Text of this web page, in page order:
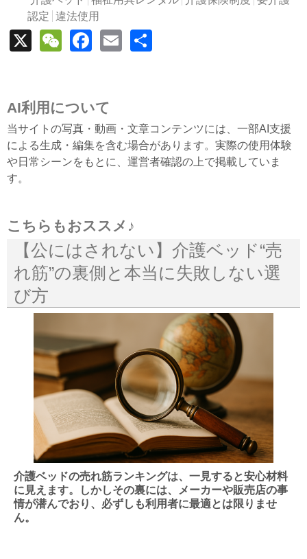
認定 違法使用
X WeChat
Facebook
Email
AI利用について
当サイトの写真・動画・文章コンテンツには、一部AI支援
による生成・編集を含む場合があります。実際の使用体験
や日常シーンをもとに、運営者確認の上で掲載していま
す。
こちらもおススメ♪
【公にはされない】介護ベッド“売
れ筋”の裏側と本当に失敗しない選
び方
介護ベッドの売れ筋ランキングは、一見すると安心材料
に見えます。しかしその裏には、メーカーや販売店の事
情が潜んでおり、必ずしも利用者に最適とは限りませ
ん。